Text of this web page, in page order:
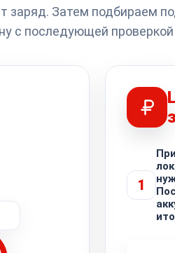
заряд. Затем подбираем
с последующей
1